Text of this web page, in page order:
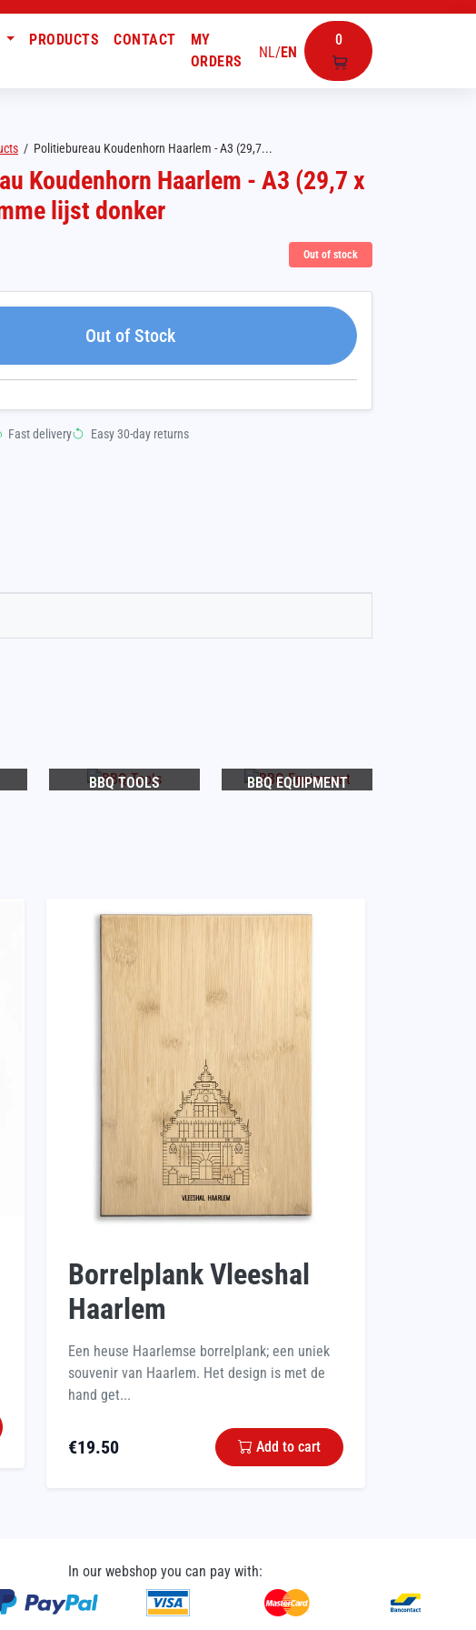
NL/EN
0
PRODUCTS CONTACT
MY
ORDERS
/ Politiebureau Koudenhorn Haarlem - A3 (29,7...
Koudenhorn Haarlem - A3 (29,7 x
lijst donker
Out of stock
Out of Stock
Fast delivery Easy 30-day returns
BBQ TOOLS BBQ EQUIPMENT
Borrelplank Vleeshal
Haarlem
Een heuse Haarlemse borrelplank; een uniek
souvenir van Haarlem. Het design is met de
hand get...
€19.50 Add to cart
In our webshop you can pay with: